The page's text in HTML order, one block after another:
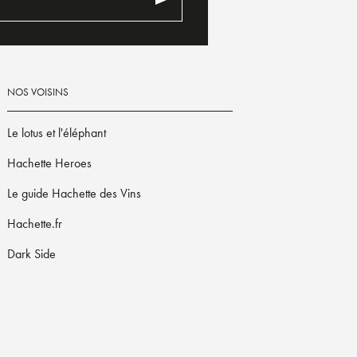
NOS VOISINS
Le lotus et l'éléphant
Hachette Heroes
Le guide Hachette des Vins
Hachette.fr
Dark Side